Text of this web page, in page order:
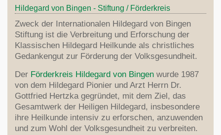
Hildegard von Bingen - Stiftung / Förderkreis
Zweck der Internationalen Hildegard von Bingen
Stiftung ist die Verbreitung und Erforschung der
Klassischen Hildegard Heilkunde als christliches
Gedankengut zur Förderung der Volksgesundheit.
Der Förderkreis Hildegard von Bingen wurde 1987
von dem Hildegard Pionier und Arzt Herrn Dr.
Gottfried Hertzka gegründet, mit dem Ziel, das
Gesamtwerk der Heiligen Hildegard, insbesondere
ihre Heilkunde intensiv zu erforschen, anzuwenden
und zum Wohl der Volksgesundheit zu verbreiten.